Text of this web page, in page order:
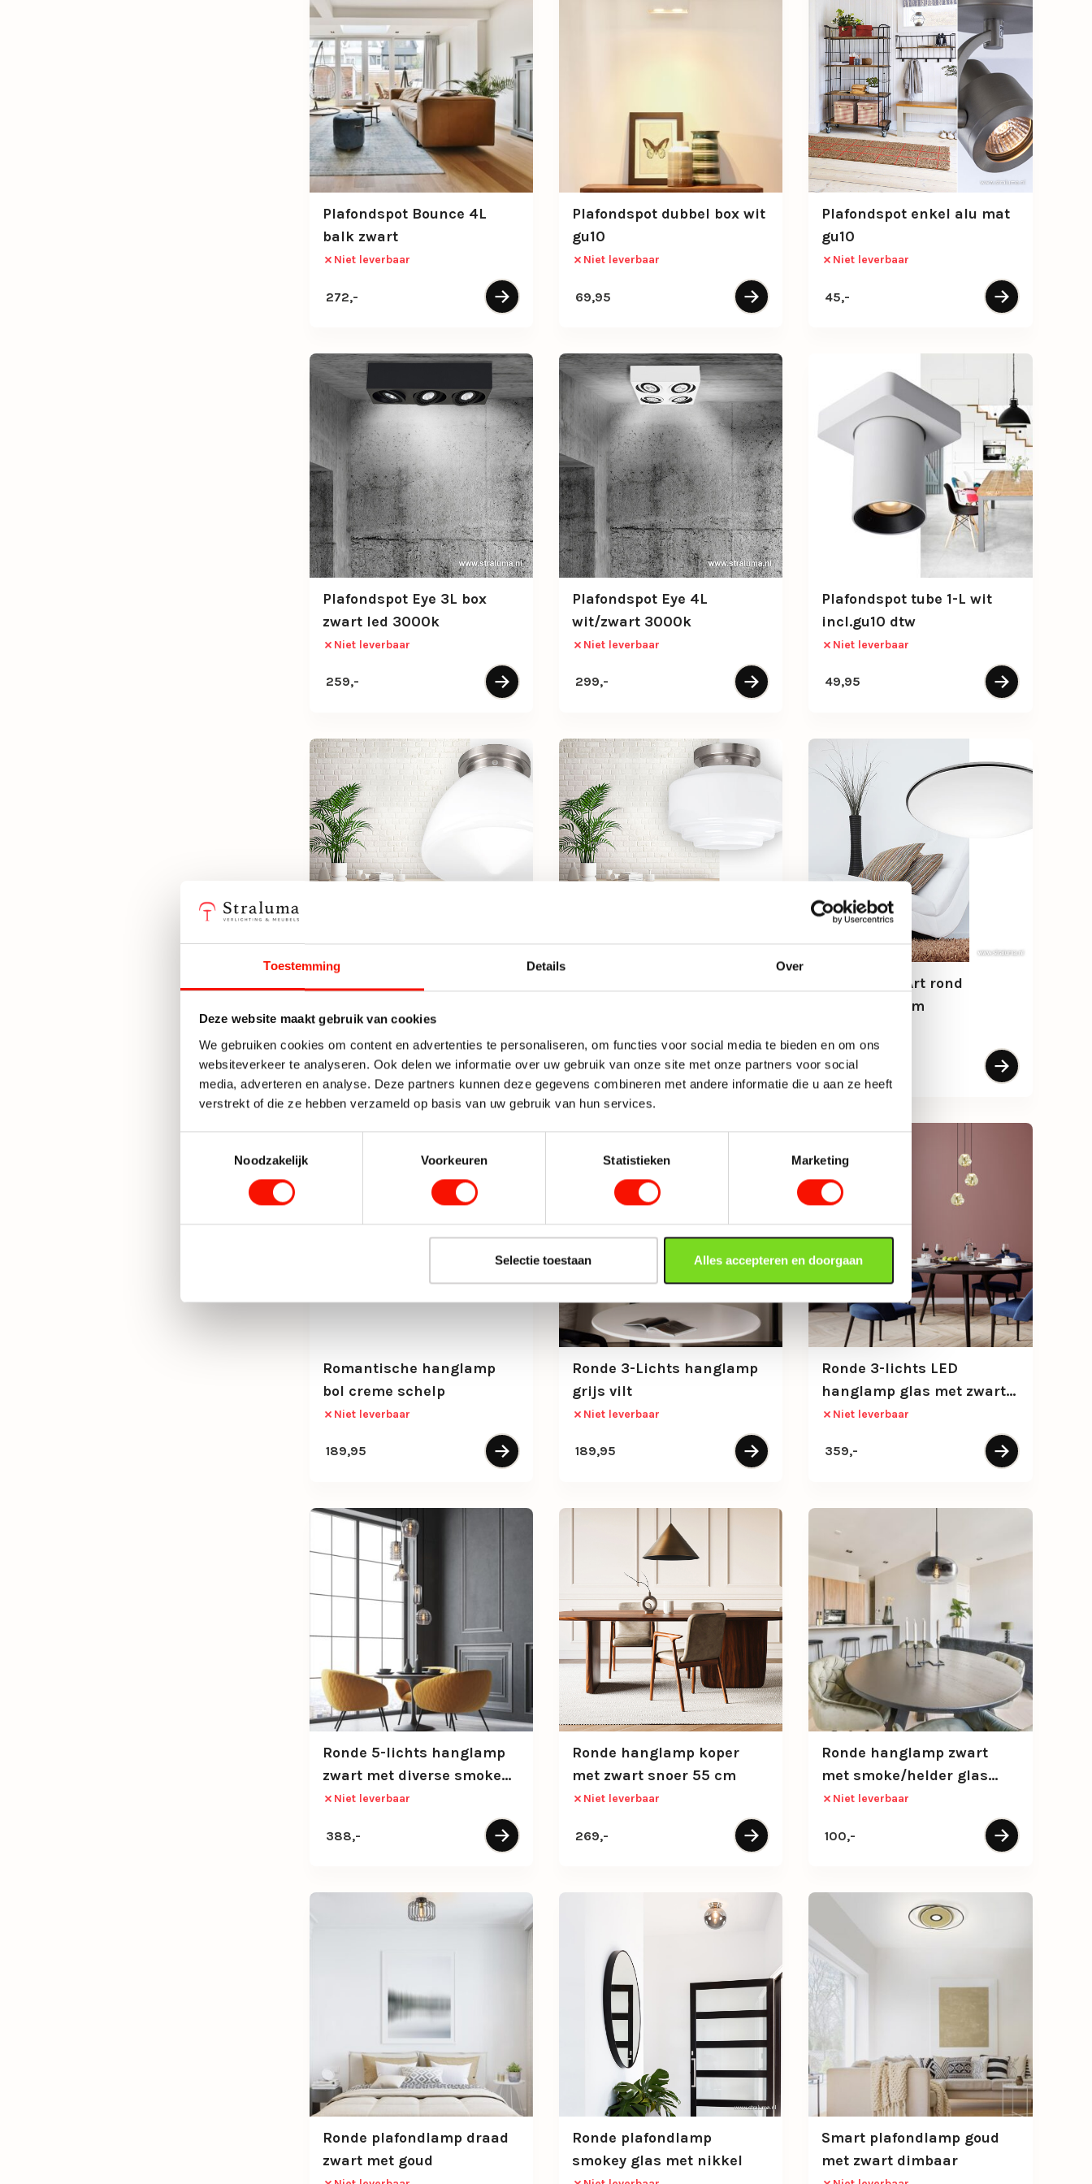
Toestemming Details Over
Deze website maakt gebruik van cookies
We gebruiken cookies om content en advertenties te personaliseren, om functies voor social media te bieden en om ons
websiteverkeer te analyseren. Ook delen we informatie over uw gebruik van onze site met onze partners voor social
media, adverteren en analyse. Deze partners kunnen deze gegevens combineren met andere informatie die u aan ze heeft
verstrekt of die ze hebben verzameld op basis van uw gebruik van hun services.
Noodzakelijk
Voorkeuren Statistieken Marketing
Selectie toestaan Alles accepteren en doorgaan
Plafondspot Bounce 4L
balk zwart
Niet leverbaar
272,-
Plafondspot dubbel box wit
gu10
Niet leverbaar
69,95
Plafondspot enkel alu mat
gu10
Niet leverbaar
45,-
Plafondspot Eye 3L box
zwart led 3000k
Niet leverbaar
259,-
Plafondspot Eye 4L
wit/zwart 3000k
Niet leverbaar
299,-
Plafondspot tube 1-L wit
incl.gu10 dtw
Niet leverbaar
49,95
93,50 93,50
PlafonnièreArt rond
chroom 30 cm
59,-
Romantische hanglamp
bol creme schelp
Niet leverbaar
189,95
Ronde 3-Lichts hanglamp
grijs vilt
Niet leverbaar
189,95
Ronde 3-lichts LED
hanglamp glas met zwart
en brushed gold
Niet leverbaar
359,-
Ronde 5-lichts hanglamp
zwart met diverse smoke
glazen
Niet leverbaar
388,-
Ronde hanglamp koper
met zwart snoer 55 cm
Niet leverbaar
269,-
Ronde hanglamp zwart
met smoke/helder glas
gradient
Niet leverbaar
100,-
Ronde plafondlamp draad
zwart met goud
Ronde plafondlamp
smokey glas met nikkel
Smart plafondlamp goud
met zwart dimbaar